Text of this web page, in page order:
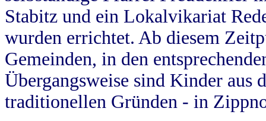
Stabitz und ein Lokalvikariat
wurden errichtet. Ab diesem
Gemeinden, in den
Übergangsweise sind Kinder aus
traditionellen Gründen - in